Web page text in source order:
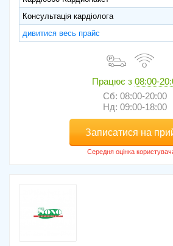
Консультація кардіолога
дивитися весь прайс
Працює з 08:00-
Сб: 08:00-20:00
Нд: 09:00-18:00
Записатися на